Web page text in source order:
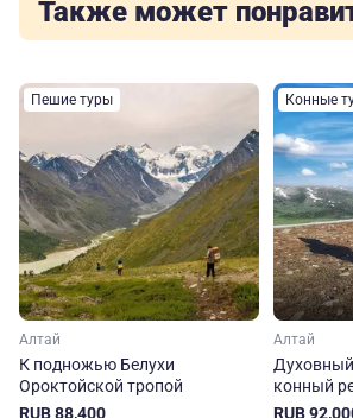
Также может
Пешие туры
Алтай
К подножью Белухи
Ороктойской тропой
RUB 88,400
Конные
Алтай
конный
RUB